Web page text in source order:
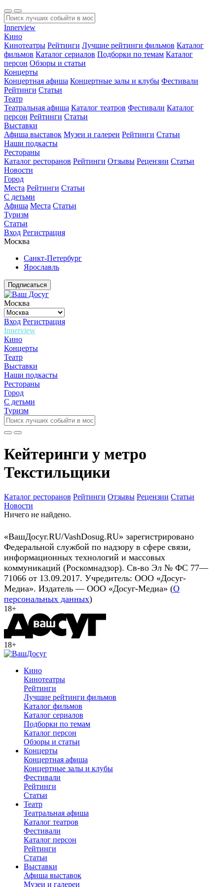
Innerview
Кино
Кинотеатры Рейтинги Лучшие рейтинги фильмов Каталог
фильмов Каталог сериалов Подборки по темам Каталог
персон Обзоры и статьи
Концерты
Концертная афиша Концертные залы и клубы Фестивали
Рейтинги Статьи
Театр
Театральная афиша Каталог театров Фестивали Каталог
персон Рейтинги Статьи
Выставки
Афиша выставок Музеи и галереи Рейтинги Статьи
Наши подкасты
Рестораны
Каталог ресторанов Рейтинги Отзывы Рецензии Статьи
Новости
Город
Места Рейтинги Статьи
С детьми
Афиша Места Статьи
Туризм
Статьи
Вход Регистрация
Москва
Санкт-Петербург
Ярославль
Подписаться
Москва
Вход Регистрация
Innerview
Кино
Концерты
Театр
Выставки
Наши подкасты
Рестораны
Город
С детьми
Туризм
Кейтеринги у метро
Текстильщики
Каталог ресторанов Рейтинги Отзывы Рецензии Статьи
Новости
Ничего не найдено.
«ВашДосуг.RU/VashDosug.RU» зарегистрировано
Федеральной службой по надзору в сфере связи,
информационных технологий и массовых
коммуникаций (Роскомнадзор). Св-во Эл № ФС 77—
71066 от 13.09.2017. Учредитель: ООО «Досуг-
Медиа». Издатель — ООО «Досуг-Медиа» (О
персональных данных)
18+
18+
Кино
Кинотеатры
Рейтинги
Лучшие рейтинги фильмов
Каталог фильмов
Каталог сериалов
Подборки по темам
Каталог персон
Обзоры и статьи
Концерты
Концертная афиша
Концертные залы и клубы
Фестивали
Рейтинги
Статьи
Театр
Театральная афиша
Каталог театров
Фестивали
Каталог персон
Рейтинги
Статьи
Выставки
Афиша выставок
Музеи и галереи